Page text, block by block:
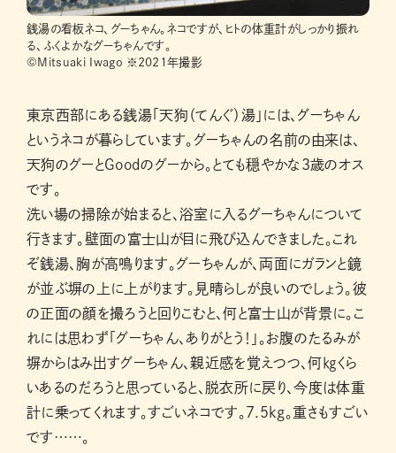
銭湯の看板ネコ、グーちゃん。ネコですが、ヒトの体重計がしっかり振れ
る、ふくよかなグーちゃんです。
©Mitsuaki Iwago ※2021年撮影
東京西部にある銭湯「天狗（てんぐ）湯」には、グーちゃん
というネコが暮らしています。グーちゃんの名前の由来は、
天狗のグーとGoodのグーから。とても穏やかな3歳のオス
です。
洗い場の掃除が始まると、浴室に入るグーちゃんについて
行きます。壁面の富士山が目に飛び込んできました。これ
ぞ銭湯、胸が高鳴ります。グーちゃんが、両面にガランと鏡
が並ぶ塀の上に上がります。見晴らしが良いのでしょう。彼
の正面の顔を撮ろうと回りこむと、何と富士山が背景に。こ
れには思わず「グーちゃん、ありがとう！」。お腹のたるみが
塀からはみ出すグーちゃん、親近感を覚えつつ、何㎏くら
いあるのだろうと思っていると、脱衣所に戻り、今度は体重
計に乗ってくれます。すごいネコです。7.5kg。重さもすごい
です……。